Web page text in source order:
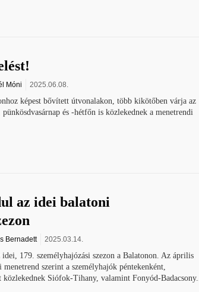
Móni 2025.06.08.
képest bővített útvonalakon, több kikötőben várja az
és -hétfőn is közlekednek a menetrendi
az idei balatoni
Bernadett 2025.03.14.
179. személyhajózási szezon a Balatonon. Az április
szerint a személyhajók péntekenként,
közlekednek Siófok-Tihany, valamint Fonyód-Badacsony...